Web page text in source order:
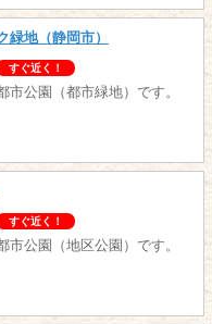
緑地（静岡市）
すぐ近く！
市公園（都市緑地）です。
すぐ近く！
市公園（地区公園）です。